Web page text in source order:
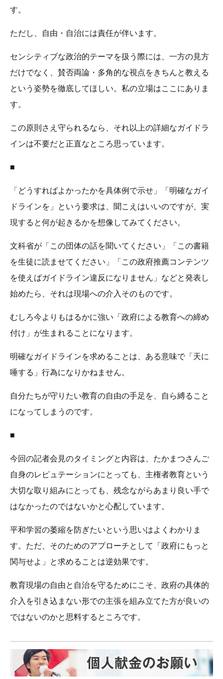
す。
ただし、自由・自治には責任が伴います。
センシティブな政治的テーマを扱う際には、一方の見方
だけでなく、賛否両論・多角的な視点をきちんと教える
という姿勢を徹底してほしい。私の立場はここにありま
す。
この原則さえ守られるなら、それ以上の詳細なガイドラ
インは不要だと正直なところ思っています。
■
「どうすればよかったかを具体例で示せ」「明確なガイ
ドラインを」という要求は、聞こえはいいのですが、実
現すると何が起きるかを想像してみてください。
文科省が「この団体の話を聞いてください」「この書籍
を生徒に読ませてください」「この政府推薦コンテンツ
を使えばガイドライン違反になりません」などと発表し
始めたら、それは現場への介入そのものです。
むしろ今よりもはるかに強い「政府による教育への締め
付け」が生まれることになります。
明確なガイドラインを求めることは、ある意味で「天に
唾する」行為になりかねません。
自分たちが守りたい教育の自由の手足を、自ら縛ること
になってしまうのです。
■
今回の記者会見のタイミングと内容は、たかまつさんご
自身のレピュテーションにとっても、主権者教育という
大切な取り組みにとっても、残念ながらあまり良い手で
はなかったのではないかと心配しています。
平和学習の萎縮を防ぎたいという思いはよくわかりま
す。ただ、そのためのアプローチとして「政府にもっと
関与せよ」と求めることは逆効果です。
教育現場の自由と自治を守るためにこそ、政府の具体的
介入を引き込まない形での主張を組み立てた方が良いの
ではないのかと思料するところです。